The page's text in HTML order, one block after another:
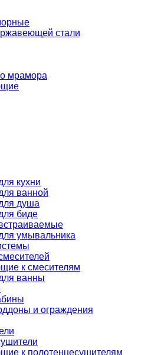
стали
мрамора
кухни
ванной
душа
биде
умывальника
к смесителям
ванны
и ограждения
к полотенцесушителям